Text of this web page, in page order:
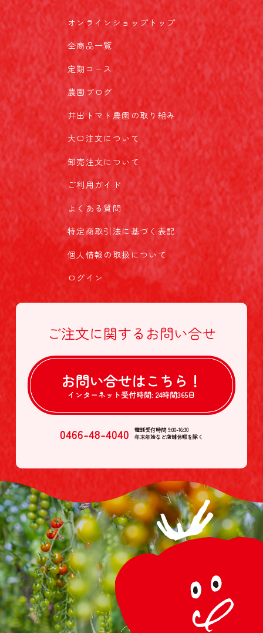
オンラインショップトップ
全商品一覧
定期コース
農園ブログ
井出トマト農園の取り組み
大口注文について
卸売注文について
ご利用ガイド
よくある質問
特定商取引法に基づく表記
個人情報の取扱について
ログイン
ご注文に関する お問い合せ
お問い合せはこちら！
インターネット受付時間: 24時間365日
0466-48-4040
電話受付時間 9:00-16:30
年末年始など店舗休暇を除く